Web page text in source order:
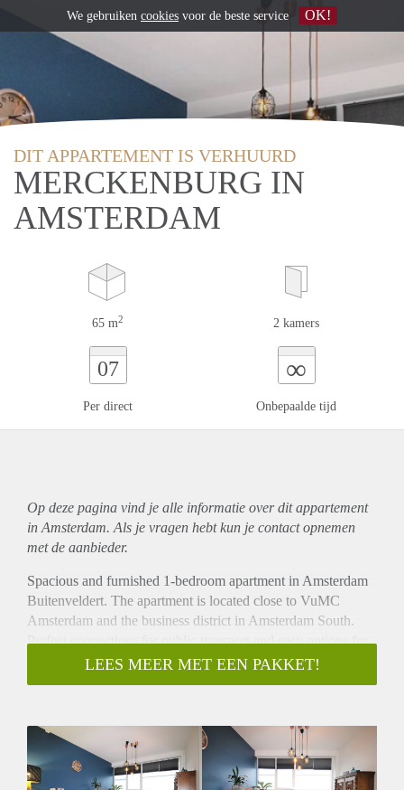
DIT APPARTEMENT IS VERHUURD
MERCKENBURG IN
AMSTERDAM
65 m2 2 kamers
07
Per direct
∞
Onbepaalde tijd
Op deze pagina vind je alle informatie over ditappartement
in Amsterdam. Als je vragen hebt kun je contact opnemen
met de aanbieder.
Spacious and furnished 1-bedroom apartment in Amsterdam
Buitenveldert. The apartment is located close to VuMC
Amsterdam and the business district in Amsterdam South.
Perfect connections for public transport and easy options for
- Available from 01-12-2020 for minimum 12 months
- 2nd floor reachable by stairs
- 65m2
- Fully furnished
LEES MEER MET EEN PAKKET!
We gebruiken cookies voor de beste service OK!